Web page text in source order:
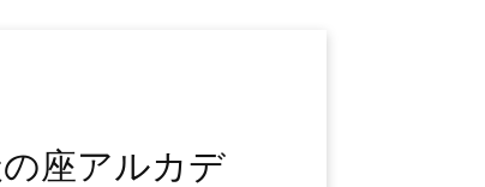
座アルカデ